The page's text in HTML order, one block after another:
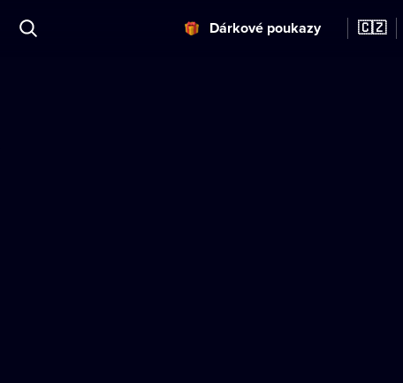
Dárkové poukazy 🇨🇿